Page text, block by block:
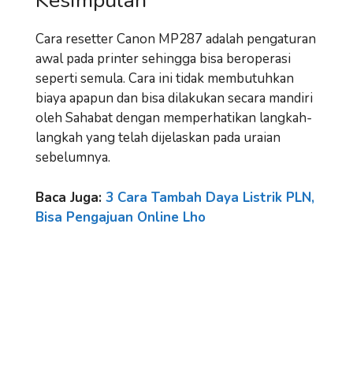
Cara resetter Canon MP287 adalah pengaturan
awal pada printer sehingga bisa beroperasi
seperti semula. Cara ini tidak membutuhkan
biaya apapun dan bisa dilakukan secara mandiri
oleh Sahabat dengan memperhatikan langkah-
langkah yang telah dijelaskan pada uraian
sebelumnya.
Baca Juga: 3 Cara Tambah Daya Listrik PLN,
Bisa Pengajuan Online Lho